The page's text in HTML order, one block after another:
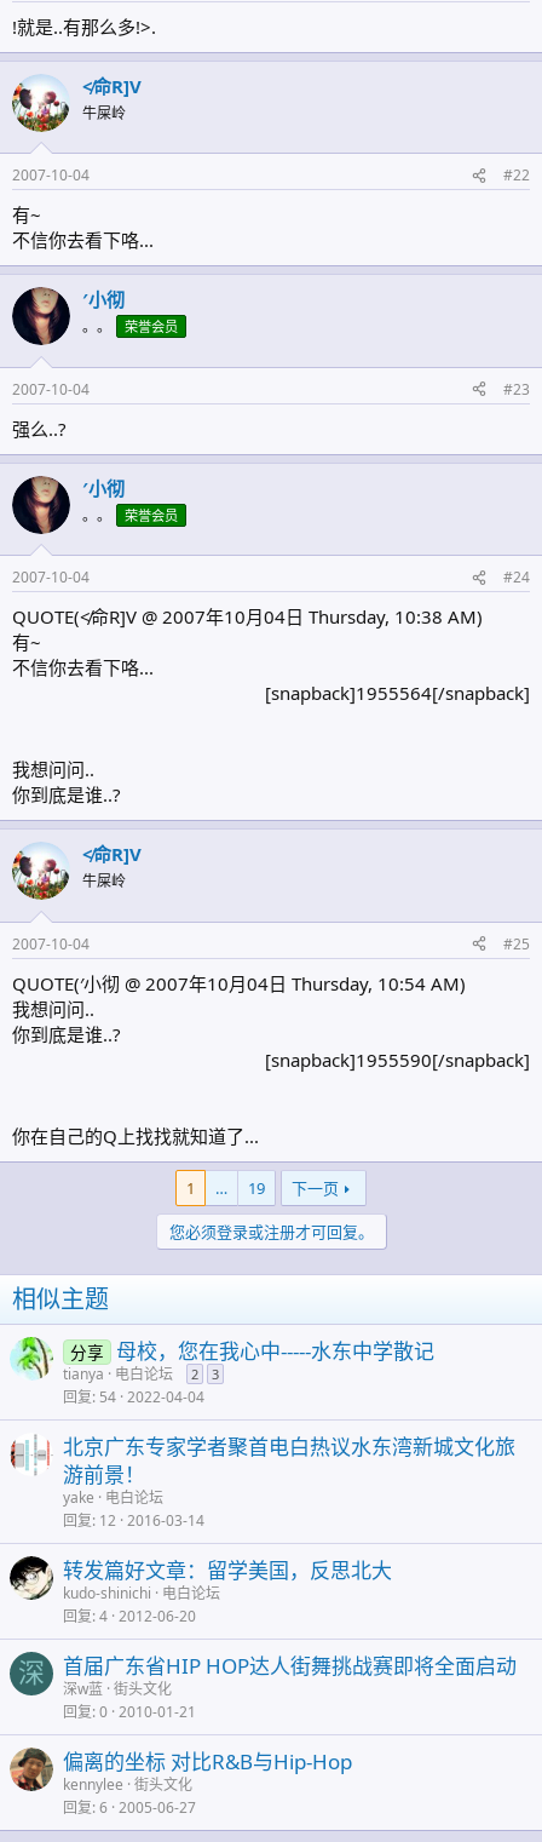
!就是..有那么多!>.
≮命R]V
牛屎岭
2007-10-04 #22
有~
不信你去看下咯...
′小彻
。。 荣誉会员
2007-10-04 #23
强么..?
′小彻
。。 荣誉会员
2007-10-04 #24
QUOTE(≮命R]V @ 2007年10月04日 Thursday, 10:38 AM)
有~
不信你去看下咯...
[snapback]1955564[/snapback]​
我想问问..
你到底是谁..?
≮命R]V
牛屎岭
2007-10-04 #25
QUOTE(′小彻 @ 2007年10月04日 Thursday, 10:54 AM)
我想问问..
你到底是谁..?
[snapback]1955590[/snapback]​
你在自己的Q上找找就知道了...
1 … 19
下一页
您必须登录或注册才可回复。
相似主题
分享 母校，您在我心中-----水东中学散记
tianya 电白论坛 2 3
回复 54 2022-04-04
北京广东专家学者聚首电白热议水东湾新城文化旅
游前景！
yake
电白论坛
回复 12 2016-03-14
转发篇好文章：留学美国，反思北大
kudo-shinichi
电白论坛
回复 4 2012-06-20
深 首届广东省HIP HOP达人街舞挑战赛即将全面启动
深w蓝 街头文化
回复 0 2010-01-21
偏离的坐标 对比R&B与Hip-Hop
kennylee 街头文化
回复 6 2005-06-27